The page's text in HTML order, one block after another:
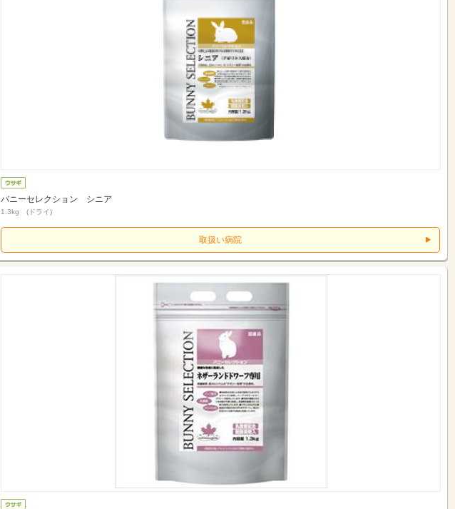
バニーセレクション シニア
1.3kg (ドライ)
取扱い病院